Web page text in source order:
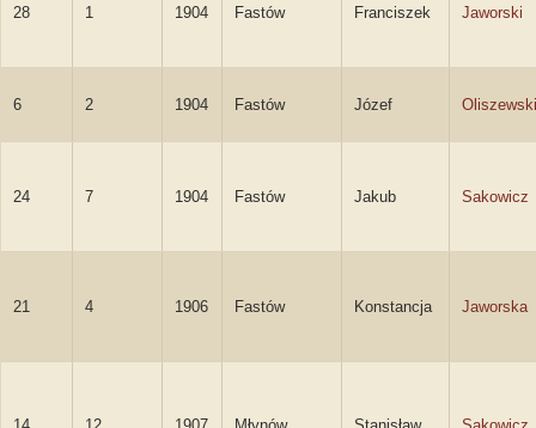
28 1 1904 Fastów Franciszek Jaworski
6 2 1904 Fastów Józef Oliszewski
24 7 1904 Fastów Jakub Sakowicz
21 4 1906 Fastów Konstancja Jaworska